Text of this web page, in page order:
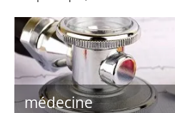
médecine